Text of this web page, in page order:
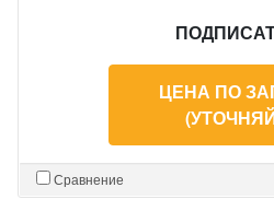
ЦЕНА ПО
Сравнение